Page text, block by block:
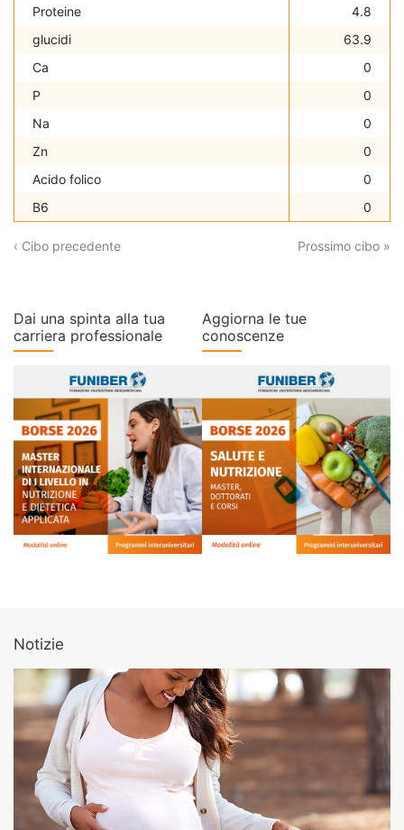
Proteine
4.8
glucidi
63.9
Ca
0
P
0
Na
0
Zn
0
Acido folico
0
B6
0
‹ Cibo precedente Prossimo cibo »
Dai una spinta alla tua
carriera professionale
Aggiorna le tue
conoscenze
Notizie